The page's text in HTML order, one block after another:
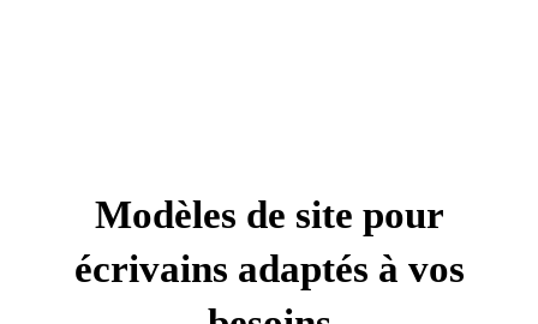
Modèles de site pour
écrivains adaptés à vos